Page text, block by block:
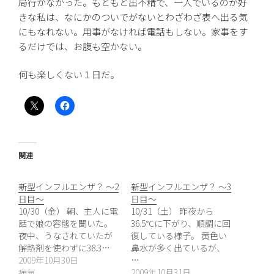
きな私は、なにかのついでがないとわざわざ表へ出る気
にもなれない。用事がなければ電話もしない。家事をす
るだけでは、お腹も空かない。
何も楽しくない１日だ。
関連
新型インフルエンザ？ 〜2
日目〜
10/30（金） 朝、主人に電
話で娘の容態を聞いた。
夜中、うなされていたが
解熱剤を使わずに38.3…
2009年10月30日
新型インフルエンザ？ ～3
日目～
10/31（土） 昨夜から
36.5℃に下がり、順調に回
復している様子。 黄色い
鼻水が多く出ているが、
…